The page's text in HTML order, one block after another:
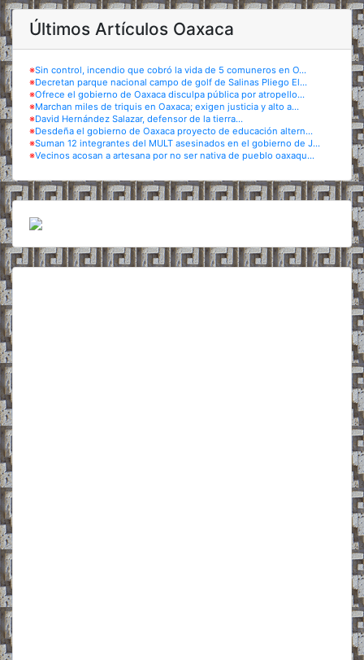
Últimos Artículos Oaxaca
※Sin control, incendio que cobró la vida de 5 comuneros en O...
※Decretan parque nacional campo de golf de Salinas Pliego El...
※Ofrece el gobierno de Oaxaca disculpa pública por atropello...
※Marchan miles de triquis en Oaxaca; exigen justicia y alto a...
※David Hernández Salazar, defensor de la tierra...
※Desdeña el gobierno de Oaxaca proyecto de educación altern...
※Suman 12 integrantes del MULT asesinados en el gobierno de J...
※Vecinos acosan a artesana por no ser nativa de pueblo oaxaqu...